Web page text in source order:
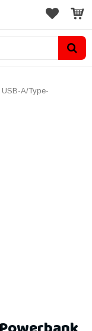
A/Type-